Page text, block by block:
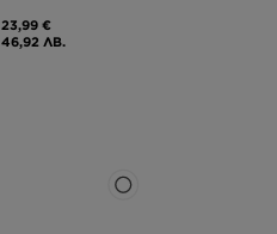
23,99 €
46,92 ЛВ.